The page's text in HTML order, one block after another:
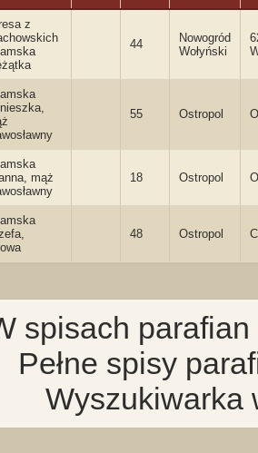
z
44
Nowogród
Wołyński
55 Ostropol
mąż
18 Ostropol
48 Ostropol
spisach
Pełne spisy
Wyszukiwarka